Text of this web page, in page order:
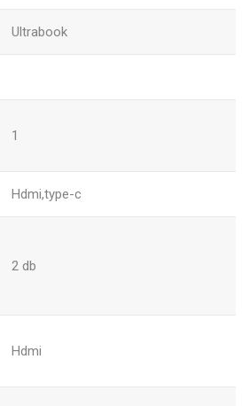
Ultrabook
1
Hdmi,type-c
2 db
Hdmi